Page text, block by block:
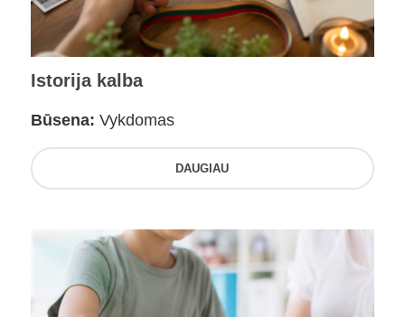
Istorija kalba
Būsena: Vykdomas
DAUGIAU